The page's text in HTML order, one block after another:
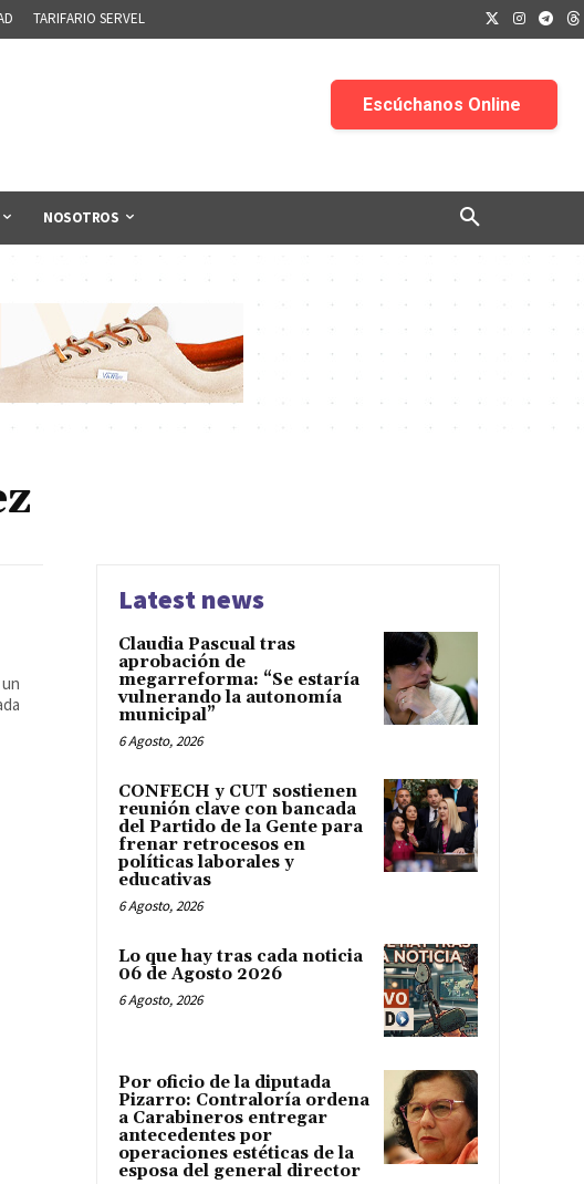
TARIFARIO SERVEL
NOSOTROS
Latest news
Claudia Pascual tras
aprobación de
megarreforma: “Se estaría
vulnerando la autonomía
municipal”
6 Agosto, 2026
CONFECH y CUT sostienen
reunión clave con bancada
del Partido de la Gente para
frenar retrocesos en
políticas laborales y
educativas
6 Agosto, 2026
Lo que hay tras cada noticia
06 de Agosto 2026
6 Agosto, 2026
Por oficio de la diputada
Pizarro: Contraloría ordena
a Carabineros entregar
antecedentes por
operaciones estéticas de la
esposa del general director